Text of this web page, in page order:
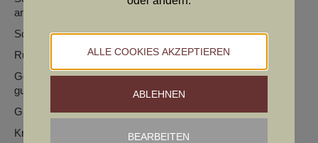
angesetzt und getragen.
Schöne obere Linie, korrekt gestellte Kruppe.
Rute gut angesetzt und getragen, gut entwickelte Brust.
Gerade Front gut gewinkelte Hinterhand, im Stand gerade,
gute Winkelung, flüssiges harmonisches Gangwerk.
Glänzendes Schimmelhaar in guter Textur.
Kräftige Hündin des Arbeitstyps.
ALLE COOKIES AKZEPTIEREN
ABLEHNEN
BEARBEITEN